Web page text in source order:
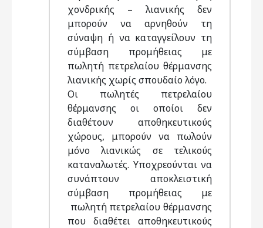
χονδρικής – λιανικής δεν
μπορούν να αρνηθούν τη
σύναψη ή να καταγγείλουν τη
σύμβαση προμήθειας με
πωλητή πετρελαίου θέρμανσης
λιανικής χωρίς σπουδαίο λόγο.
Οι πωλητές πετρελαίου
θέρμανσης οι οποίοι δεν
διαθέτουν αποθηκευτικούς
χώρους, μπορούν να πωλούν
μόνο λιανικώς σε τελικούς
καταναλωτές. Υποχρεούνται να
συνάπτουν αποκλειστική
σύμβαση προμήθειας με
πωλητή πετρελαίου θέρμανσης
που διαθέτει αποθηκευτικούς